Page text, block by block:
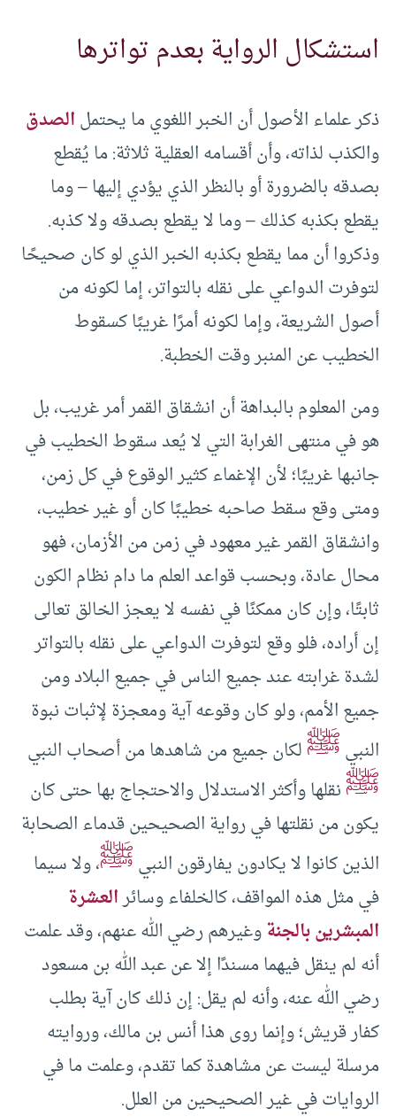
استشكال الرواية بعدم تواترها
ذكر علماء الأصول أن الخبر اللغوي ما يحتملالصدق
والكذب لذاته، وأن أقسامه العقلية ثلاثة: ما يُقطع
بصدقه بالضرورة أو بالنظر الذي يؤدي إليها – وما
يقطع بكذبه كذلك – وما لا يقطع بصدقه ولا كذبه.
وذكروا أن مما يقطع بكذبه الخبر الذي لو كان صحيحًا
لتوفرت الدواعي على نقله بالتواتر، إما لكونه من
أصول الشريعة، وإما لكونه أمرًا غريبًا كسقوط
الخطيب عن المنبر وقت الخطبة.
ومن المعلوم بالبداهة أن انشقاق القمر أمر غريب، بل
هو في منتهى الغرابة التي لا يُعد سقوط الخطيب في
جانبها غريبًا؛ لأن الإغماء كثير الوقوع في كل زمن،
ومتى وقع سقط صاحبه خطيبًا كان أو غير خطيب،
وانشقاق القمر غير معهود في زمن من الأزمان، فهو
محال عادة، وبحسب قواعد العلم ما دام نظام الكون
ثابتًا، وإن كان ممكنًا في نفسه لا يعجز الخالق تعالى
إن أراده، فلو وقع لتوفرت الدواعي على نقله بالتواتر
لشدة غرابته عند جميع الناس في جميع البلاد ومن
جميع الأمم، ولو كان وقوعه آية ومعجزة لإثبات نبوة
النبيﷺلكان جميع من شاهدها من أصحاب النبي
ﷺنقلها وأكثر الاستدلال والاحتجاج بها حتى كان
يكون من نقلتها في رواية الصحيحين قدماء الصحابة
الذين كانوا لا يكادون يفارقون النبيﷺ، ولا سيما
في مثل هذه المواقف، كالخلفاء وسائرالعشرة
المبشرين بالجنةوغيرهم رضي الله عنهم، وقد علمت
أنه لم ينقل فيهما مسندًا إلا عن عبد الله بن مسعود
رضي الله عنه، وأنه لم يقل: إن ذلك كان آية بطلب
كفار قريش؛ وإنما روى هذا أنس بن مالك، وروايته
مرسلة ليست عن مشاهدة كما تقدم، وعلمت ما في
الروايات في غير الصحيحين من العلل.